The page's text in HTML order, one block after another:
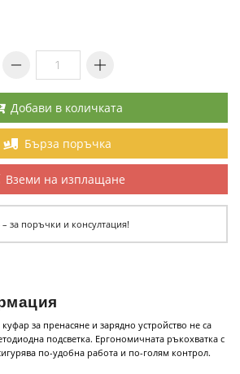
Добави в количката
Бърза поръчка
Вземи на изплащане
– за поръчки и консултация!
за пренасяне и зарядно устройство не са
подсветка. Ергономичната ръкохватка с
по-удобна работа и по-голям контрол.